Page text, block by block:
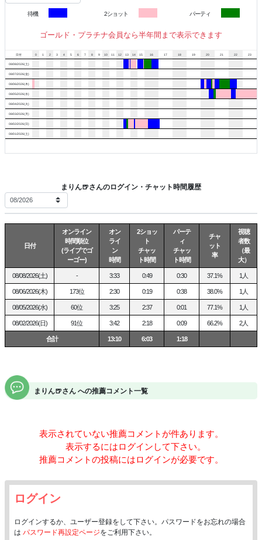
【プレゼント】
（水着/チャイナ/パジャマ/セーラー服）
もし分からない事があれば
メッセージでお答えします！
メッセージくれた全員にお返事してます♡
待機 2ショット パーティ
ゴールド・プラチナ会員なら半年間まで表示できます
日付 0 1 2 3 4 5 6 7 8 9 10 11 12 13 14 15 16 17 18 19 20 21 22 23
08/08/2026(土)
08/07/2026(金)
08/06/2026(木)
08/05/2026(水)
08/04/2026(火)
08/03/2026(月)
08/02/2026(日)
08/01/2026(土)
まりん🍺さんのログイン・チャット時間履歴
日付
オンライン
時間順位
(ライブでゴ
ーゴー)
オン
ライ
ン
時間
2ショッ
ト
チャッ
ト時間
パーテ
ィ
チャッ
ト時間
チャ
ット
率
視聴
者数
（最
大）
08/08/2026(土) - 3:33 0:49 0:30 37.1% 1人
08/06/2026(木) 173位 2:30 0:19 0:38 38.0% 1人
08/05/2026(水) 60位 3:25 2:37 0:01 77.1% 1人
08/02/2026(日) 91位 3:42 2:18 0:09 66.2% 2人
合計 13:10 6:03 1:18
まりん🍺さん への推薦コメント一覧
表示されていない推薦コメントが件あります。
表示するにはログインして下さい。
推薦コメントの投稿にはログインが必要です。
ログイン
ログインするか、ユーザー登録をして下さい。パスワードをお忘れの場合
は パスワード再設定ページをご利用下さい。